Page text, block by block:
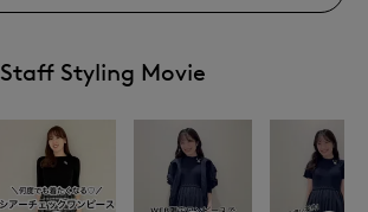
Staff Styling Movie